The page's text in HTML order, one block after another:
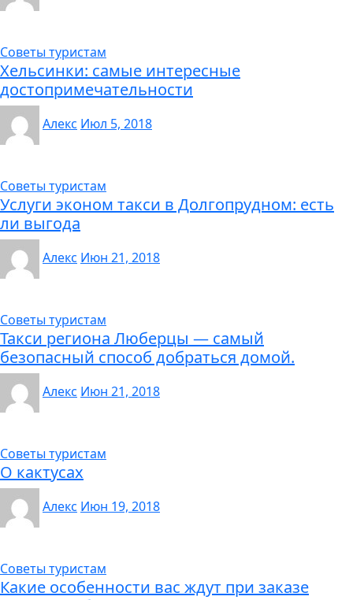
Советы туристам
Хельсинки: самые интересные
достопримечательности
Алекс Июл 5, 2018
Советы туристам
Услуги эконом такси в Долгопрудном: есть
ли выгода
Алекс Июн 21, 2018
Советы туристам
Такси региона Люберцы — самый
безопасный способ добраться домой.
Алекс Июн 21, 2018
Советы туристам
О кактусах
Алекс Июн 19, 2018
Советы туристам
Какие особенности вас ждут при заказе